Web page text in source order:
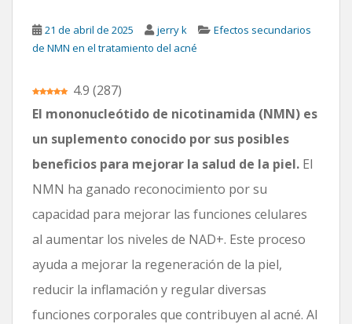
21 de abril de 2025 jerry k
Efectos secundarios
de NMN en el tratamiento del acné
4.9 (287)
El mononucleótido de nicotinamida (NMN) es
un suplemento conocido por sus posibles
beneficios para mejorar la salud de la piel. El
NMN ha ganado reconocimiento por su
capacidad para mejorar las funciones celulares
al aumentar los niveles de NAD+. Este proceso
ayuda a mejorar la regeneración de la piel,
reducir la inflamación y regular diversas
funciones corporales que contribuyen al acné. Al